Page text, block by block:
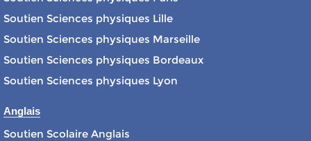
Soutien Sciences physiques Lille
Soutien Sciences physiques Marseille
Soutien Sciences physiques Bordeaux
Soutien Sciences physiques Lyon
Anglais
Soutien Scolaire Anglais